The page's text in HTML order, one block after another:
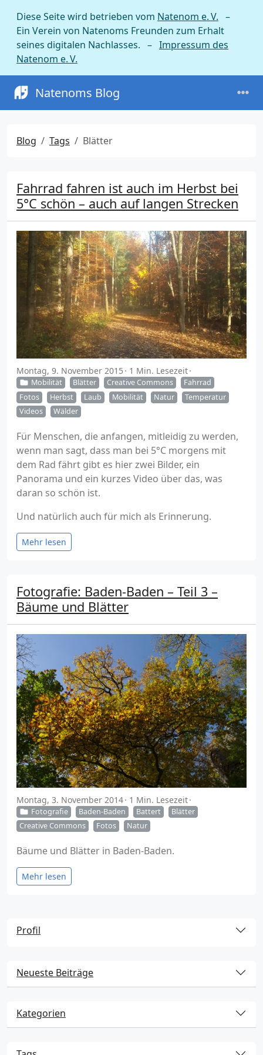
Diese Seite wird betrieben vom Natenom e. V. –
Ein Verein von Natenoms Freunden zum Erhalt
seines digitalen Nachlasses. – Impressum des
Natenom e. V.
Natenoms Blog
Blog Tags Blätter
Fahrrad fahren ist auch im Herbst bei
5°C schön – auch auf langen Strecken
Montag, 9. November 2015 1 Min. Lesezeit
Mobilität Blätter Creative Commons
Fahrrad
Fotos
Herbst Laub Mobilität Natur
Temperatur
Videos
Wälder
Für Menschen, die anfangen, mitleidig zu werden,
wenn man sagt, dass man bei 5°C morgens mit
dem Rad fährt gibt es hier zwei Bilder, ein
Panorama und ein kurzes Video über das, was
daran so schön ist.
Und natürlich auch für mich als Erinnerung.
Mehr lesen
Fotografie: Baden-Baden – Teil 3 –
Bäume und Blätter
Montag, 3. November 2014 1 Min. Lesezeit
Fotografie Baden-Baden Battert
Blätter
Creative Commons
Fotos Natur
Bäume und Blätter in Baden-Baden.
Mehr lesen
Profil
Neueste Beiträge
Kategorien